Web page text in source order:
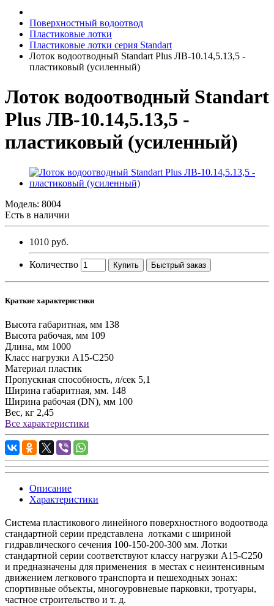
Поверхностный водоотвод
Пластиковые лотки
Пластиковые лотки серия Standart
Лоток водоотводный Standart Plus ЛВ-10.14,5.13,5 -
пластиковый (усиленный)
Лоток водоотводный Standart
Plus ЛВ-10.14,5.13,5 -
пластиковый (усиленный)
Модель: 8004
Есть в наличии
1010 руб.
Количество Купить Быстрый заказ
Краткие характеристики
Высота габаритная, мм 138
Высота рабочая, мм 109
Длина, мм 1000
Класс нагрузки А15-С250
Материал пластик
Пропускная способность, л/сек 5,1
Ширина габаритная, мм. 148
Ширина рабочая (DN), мм 100
Вес, кг 2,45
Все характеристики
Описание
Характеристики
Система пластикового линейного поверхностного водоотвода
стандартной серии представлена лотками с шириной
гидравлического сечения 100-150-200-300 мм. Лотки
стандартной серии соответствуют классу нагрузки А15-С250
и предназначены для применения в местах с неинтенсивным
движением легкового транспорта и пешеходных зонах:
спортивные объекты, многоуровневые парковки, тротуары,
частное строительство и т. д.